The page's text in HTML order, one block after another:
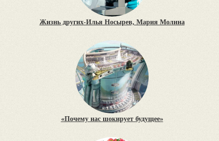
Жизнь других-Илья Носырев, Мария Молина
«Почему нас шокирует будущее»